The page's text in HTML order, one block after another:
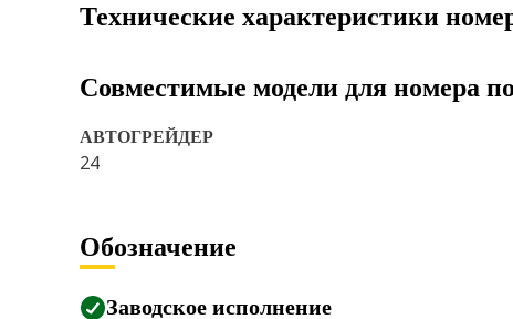
Технические характеристики
Совместимые модели для номера
АВТОГРЕЙДЕР
24
Обозначение
Заводское исполнение